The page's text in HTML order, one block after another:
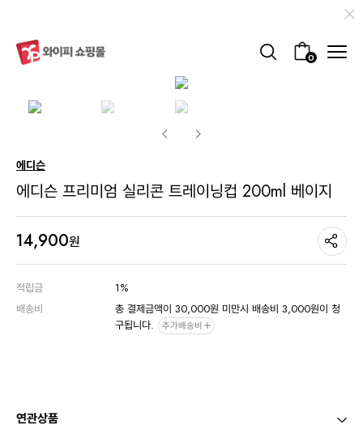
0
에디슨
에디슨 프리미엄 실리콘 트레이닝컵 200ml 베이지
14,900원
적립금
1%
배송비
총 결제금액이 30,000원 미만시 배송비 3,000원이 청
구됩니다.
추가배송비
연관상품